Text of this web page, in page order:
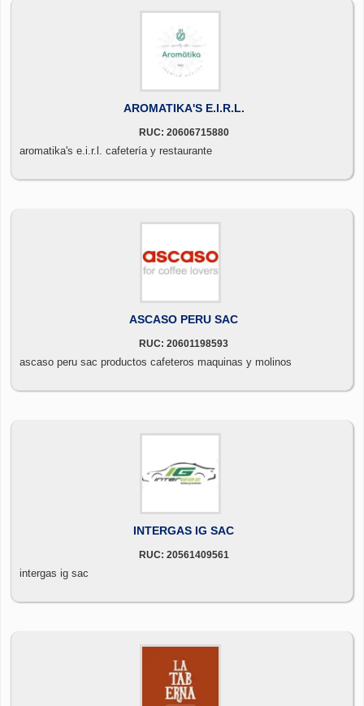
AROMATIKA'S E.I.R.L.
RUC: 20606715880
aromatika's e.i.r.l. cafetería y restaurante
ASCASO PERU SAC
RUC: 20601198593
ascaso peru sac productos cafeteros maquinas y molinos
INTERGAS IG SAC
RUC: 20561409561
intergas ig sac